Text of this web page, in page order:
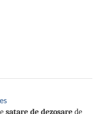
satare de dezosare de